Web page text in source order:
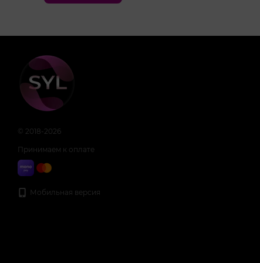
© 2018-2026
Принимаем к оплате
Мобильная версия